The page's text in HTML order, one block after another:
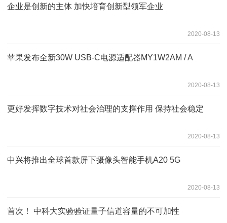
企业是创新的主体 加快培育创新型领军企业
2020-08-13
苹果发布全新30W USB-C电源适配器MY1W2AM / A
2020-08-13
更好发挥数字技术对社会治理的支撑作用 保持社会稳定
2020-08-13
中兴将推出全球首款屏下摄像头智能手机A20 5G
2020-08-13
首次！ 中科大实验验证量子信道容量的不可加性